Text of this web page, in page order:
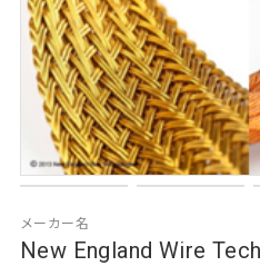
メーカー名
New England Wire